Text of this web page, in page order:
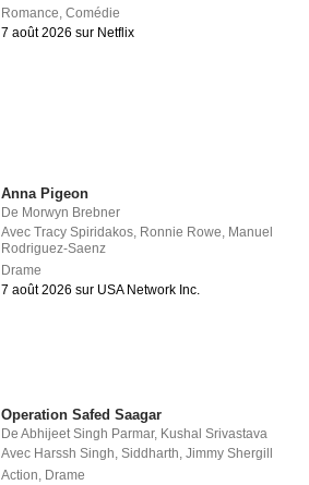
Romance ,Comédie
7 août 2026 sur Netflix
Anna Pigeon
De Morwyn Brebner
AvecTracy Spiridakos, Ronnie Rowe, Manuel
Rodriguez-Saenz
Drame
7 août 2026 sur USA Network Inc.
Operation Safed Saagar
DeAbhijeet Singh Parmar, Kushal Srivastava
Avec Harssh Singh,Siddharth,Jimmy Shergill
Action, Drame